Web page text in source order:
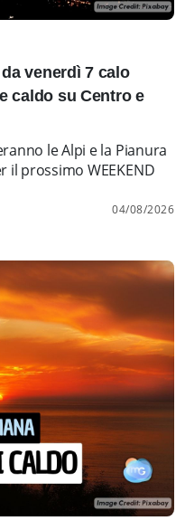
da venerdì 7 calo
caldo su Centro e
le Alpi e la Pianura
il prossimo WEEKEND
04/08/2026